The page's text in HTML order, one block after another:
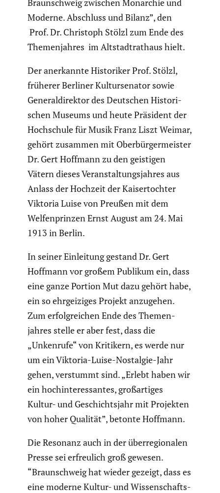
Braun­schweig zwischen Monarchie und
Moderne. Abschluss und Bilanz”, den
Prof. Dr. Christoph Stölzl zum Ende des
Themen­jahres im Altstadt­rat­haus hielt.
Der anerkannte Histo­riker Prof. Stölzl,
früherer Berliner Kultur­se­nator sowie
General­di­rektor des Deutschen Histo­ri­
schen Museums und heute Präsident der
Hochschule für Musik Franz Liszt Weimar,
gehört zusammen mit Oberbür­ger­meister
Dr. Gert Hoffmann zu den geistigen
Vätern dieses Veran­stal­tungs­jahres aus
Anlass der Hochzeit der Kaiser­tochter
Viktoria Luise von Preußen mit dem
Welfen­prinzen Ernst August am 24. Mai
1913 in Berlin.
In seiner Einlei­tung gestand Dr. Gert
Hoffmann vor großem Publikum ein, dass
eine ganze Portion Mut dazu gehört habe,
ein so ehrgei­ziges Projekt anzugehen.
Zum erfolg­rei­chen Ende des Themen­
jahres stelle er aber fest, dass die
„Unkenrufe“ von Kritikern, es werde nur
um ein Viktoria-Luise-Nostalgie-Jahr
gehen, verstummt sind. „Erlebt haben wir
ein hochin­ter­es­santes, großar­tiges
Kultur- und Geschichts­jahr mit Projekten
von hoher Qualität”, betonte Hoffmann.
Die Resonanz auch in der überre­gio­nalen
Presse sei erfreu­lich groß gewesen.
“Braun­schweig hat wieder gezeigt, dass es
eine moderne Kultur- und Wissen­schafts­